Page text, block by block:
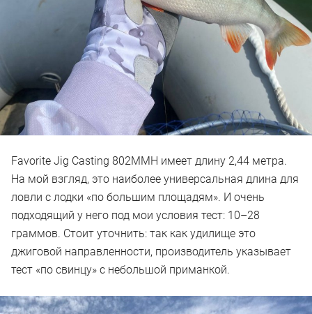
Favorite Jig Casting 802MMH имеет длину 2,44 метра.
На мой взгляд, это наиболее универсальная длина для
ловли с лодки «по большим площадям». И очень
подходящий у него под мои условия тест: 10–28
граммов. Стоит уточнить: так как удилище это
джиговой направленности, производитель указывает
тест «по свинцу» с небольшой приманкой.